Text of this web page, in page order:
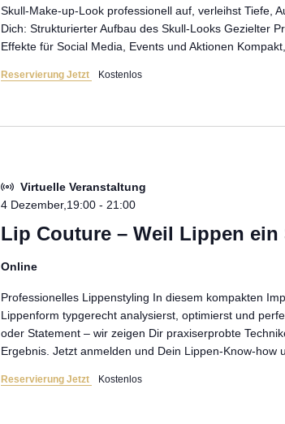
Skull-Make-up-Look professionell auf, verleihst Tiefe,
Dich: Strukturierter Aufbau des Skull-Looks Gezielter
Effekte für Social Media, Events und Aktionen
Reservierung Jetzt Kostenlos
Lip Couture – Weil Lippen ein
4 Dezember,19:00- 21:00
Online
Virtuelle Veranstaltung
Professionelles Lippenstyling In diesem kompakten
Lippenform typgerecht analysierst, optimierst und
oder Statement – wir zeigen Dir praxiserprobte
Ergebnis. Jetzt anmelden und Dein Lippen-Know-how
Reservierung Jetzt Kostenlos